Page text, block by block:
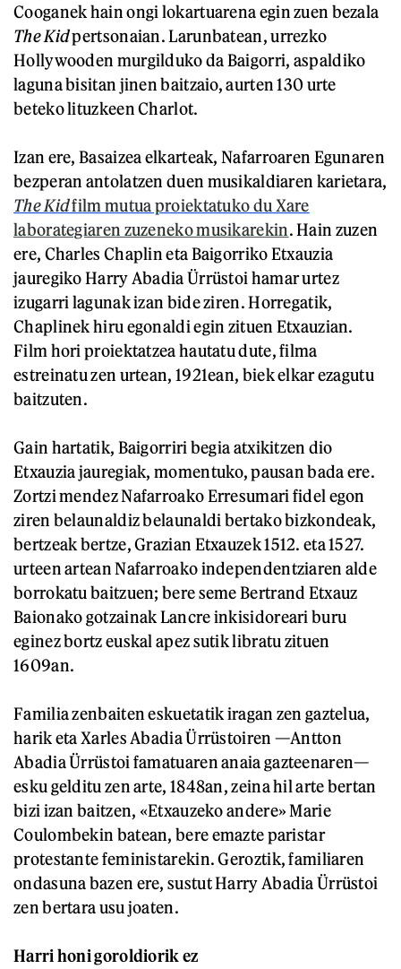
Cooganek hain ongi lokartuarena egin zuen bezala
The Kidpertsonaian. Larunbatean, urrezko
Hollywooden murgilduko da Baigorri, aspaldiko
laguna bisitan jinen baitzaio, aurten 130 urte
beteko lituzkeen Charlot.
Izan ere, Basaizea elkarteak, Nafarroaren Egunaren
bezperan antolatzen duen musikaldiaren karietara,
The Kidfilm mutua proiektatuko du Xare
laborategiaren zuzeneko musikarekin. Hain zuzen
ere, Charles Chaplin eta Baigorriko Etxauzia
jauregiko Harry Abadia Ürrüstoi hamar urtez
izugarri lagunak izan bide ziren. Horregatik,
Chaplinek hiru egonaldi egin zituen Etxauzian.
Film hori proiektatzea hautatu dute, filma
estreinatu zen urtean, 1921ean, biek elkar ezagutu
baitzuten.
Gain hartatik, Baigorriri begia atxikitzen dio
Etxauzia jauregiak, momentuko, pausan bada ere.
Zortzi mendez Nafarroako Erresumari fidel egon
ziren belaunaldiz belaunaldi bertako bizkondeak,
bertzeak bertze, Grazian Etxauzek 1512. eta 1527.
urteen artean Nafarroako independentziaren alde
borrokatu baitzuen; bere seme Bertrand Etxauz
Baionako gotzainak Lancre inkisidoreari buru
eginez bortz euskal apez sutik libratu zituen
1609an.
Familia zenbaiten eskuetatik iragan zen gaztelua,
harik eta Xarles Abadia Ürrüstoiren —Antton
Abadia Ürrüstoi famatuaren anaia gazteenaren—
esku gelditu zen arte, 1848an, zeina hil arte bertan
bizi izan baitzen, «Etxauzeko andere» Marie
Coulombekin batean, bere emazte paristar
protestante feministarekin. Geroztik, familiaren
ondasuna bazen ere, sustut Harry Abadia Ürrüstoi
zen bertara usu joaten.
Harri honi goroldiorik ez